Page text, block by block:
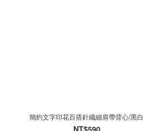
簡約文字印花百搭針織細肩帶背心/黑白